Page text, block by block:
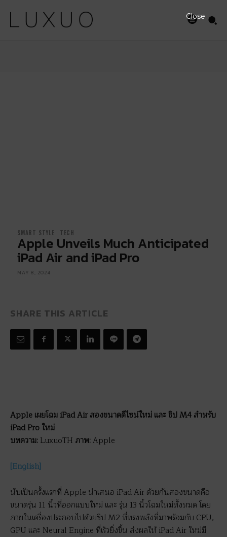
SMART STYLE TECH
Apple Unveils Much Anticipated
iPad Air and iPad Pro
MAY 8, 2024
SHARE THIS ARTICLE
Apple เผยโฉม iPad Air สองขนาดดีไซน์ใหม่ และ ชิป M4 สำหรับ
iPad Pro ใหม่
บทความ: LuxuoTH ภาพ:Apple
[English]
นับเป็นครั้งแรกที่ Apple นำเสนอ iPad Air ด้วยกันสองขนาดคือ
ขนาดรุ่น 11 นิ้วที่ออกแบบใหม่ และ รุ่น 13 นิ้วโฉมใหม่ทั้งหมด โดย
ภายในเครื่องประกอบไปด้วยชิป M2 ที่ทรงพลังที่มาพร้อมกับ CPU,
GPU และ Neural Engine ที่เร็วยิ่งขึ้น ส่งผลให้ iPad Air ใหม่มี
Close